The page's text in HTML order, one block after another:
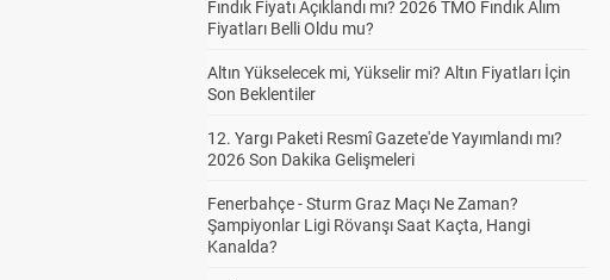
Fındık Fiyatı Açıklandı mı? 2026 TMO Fındık Alım
Fiyatları Belli Oldu mu?
Altın Yükselecek mi, Yükselir mi? Altın Fiyatları İçin
Son Beklentiler
12. Yargı Paketi Resmî Gazete'de Yayımlandı mı?
2026 Son Dakika Gelişmeleri
Fenerbahçe - Sturm Graz Maçı Ne Zaman?
Şampiyonlar Ligi Rövanşı Saat Kaçta, Hangi
Kanalda?